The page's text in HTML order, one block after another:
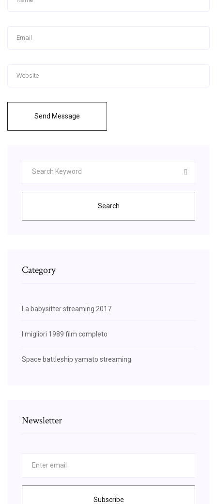
Send Message
Search
Category
La babysitter streaming 2017
I migliori 1989 film completo
Space battleship yamato streaming
Newsletter
Subscribe